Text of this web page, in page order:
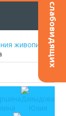
живописи
»